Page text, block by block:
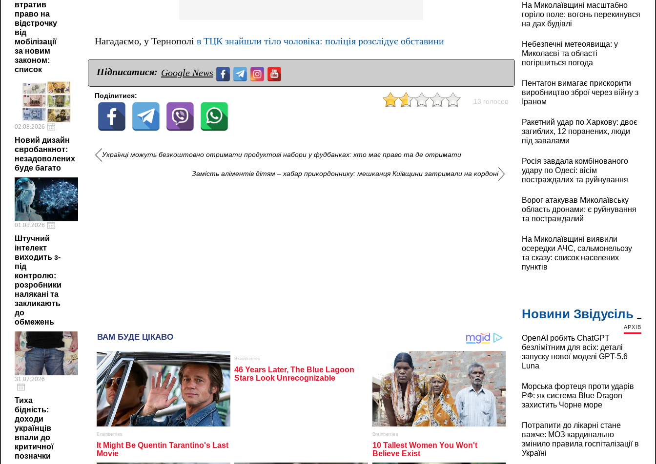
втратив
право на
відстрочку
від
мобілізації
за новим
законом:
список
02.08.2026
Новий дизайн
євробанкнот:
незадоволених
буде багато
01.08.2026
Штучний
інтелект
виходить з-
під
контролю:
розробники
налякані та
закликають
до
обмежень
31.07.2026
Тиха
бідність:
доходи
українців
впали до
критичної
позначки
Нагадаємо, у Тернополі в ТЦК знайшли тіло чоловіка: поліція розслідує обставини
Підписатися: Google News
Поділитися:
13 голосов
Українці можуть безкоштовно отримати продуктові набори у фудбанках: хто має право та де отримати
Замість аліментів дітям – хабар прикордоннику: мешканця Київщини затримали на кордоні
На Миколаївщині масштабно
горіло поле: вогонь перекинувся
на дах будівлі
Небезпечні метеоявища: у
Миколаєві та області
погіршиться погода
Пентагон вимагає прискорити
виробництво зброї через війну з
Іраном
Ракетний удар по Харкову: двоє
загиблих, 12 поранених, люди
під завалами
Росія завдала комбінованого
удару по Одесі: вісім
постраждалих та руйнування
Ворог атакував Миколаївську
область дронами: є руйнування
та постраждалий
На Миколаївщині виявили
осередки АЧС, сальмонельозу
та сказу: список населених
пунктів
Новини Звідусіль
АРХІВ
OpenAI робить ChatGPT
безлімітним для всіх: деталі
запуску нової моделі GPT-5.6
Luna
Морська фортеця проти ударів
РФ: як система Blue Dragon
захистить Чорне море
Потрапити до лікарні стане
важче: МОЗ кардинально
змінило правила госпіталізації в
Україні